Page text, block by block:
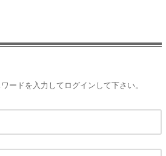
ードを入力してログインして下さい。